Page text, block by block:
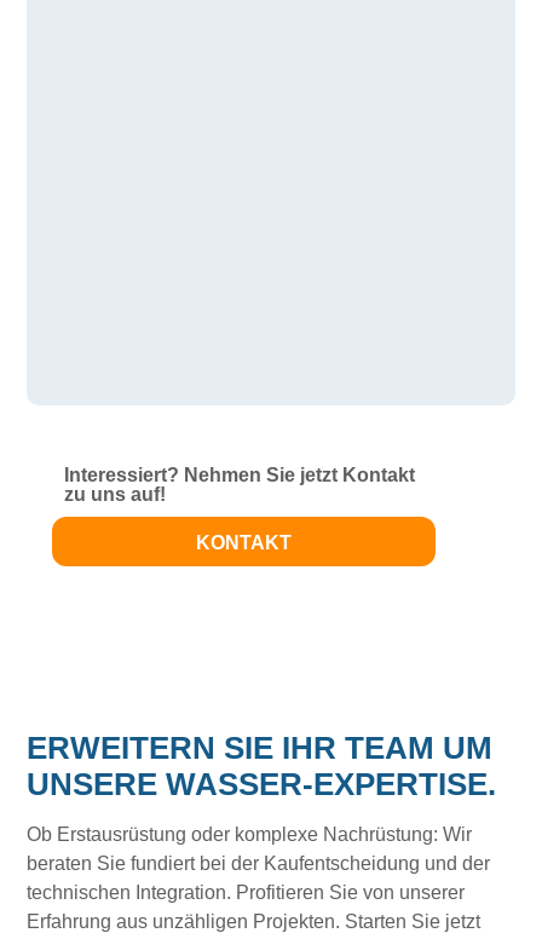
Interessiert? Nehmen Sie jetzt Kontakt
zu uns auf!
KONTAKT
ERWEITERN SIE IHR TEAM UM
UNSERE WASSER-EXPERTISE.
Ob Erstausrüstung oder komplexe Nachrüstung: Wir
beraten Sie fundiert bei der Kaufentscheidung und der
technischen Integration. Profitieren Sie von unserer
Erfahrung aus unzähligen Projekten. Starten Sie jetzt